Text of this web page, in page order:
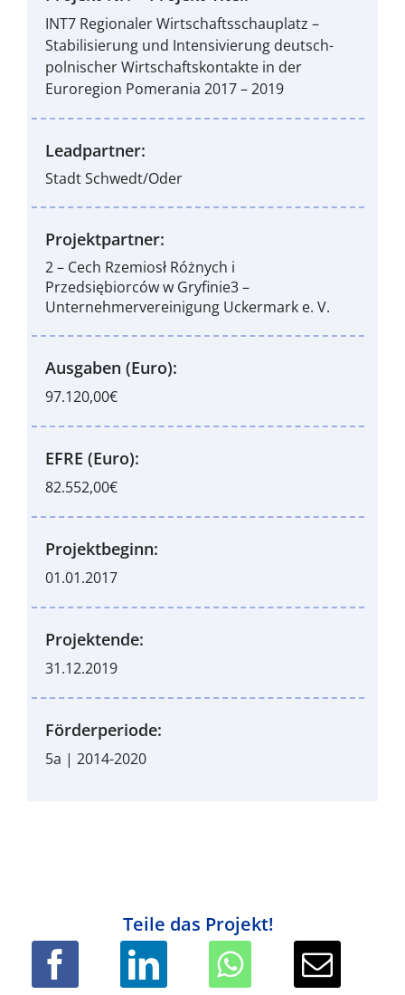
INT7 Regionaler Wirtschaftsschauplatz –
Stabilisierung und Intensivierung deutsch-
polnischer Wirtschaftskontakte in der
Euroregion Pomerania 2017 – 2019
Leadpartner:
Stadt Schwedt/Oder
Projektpartner:
2 – Cech Rzemiosł Różnych i
Przedsiębiorców w Gryfinie3 –
Unternehmervereinigung Uckermark e. V.
Ausgaben (Euro):
97.120,00€
EFRE (Euro):
82.552,00€
Projektbeginn:
01.01.2017
Projektende:
31.12.2019
Förderperiode:
5a | 2014-2020
Teile das Projekt!